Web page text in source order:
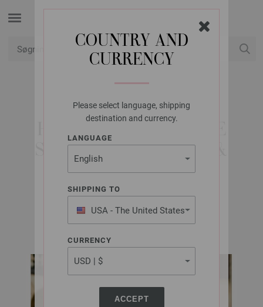
COUNTRY AND
CURRENCY
Please select language, shipping
destination and currency.
LANGUAGE
SHIPPING TO
USA - The United States
of America
CURRENCY
ACCEPT
LANA GROSSA
HULMØNSTER-BLUSE
SUMMER SOFTNESS &
GLAMOUR